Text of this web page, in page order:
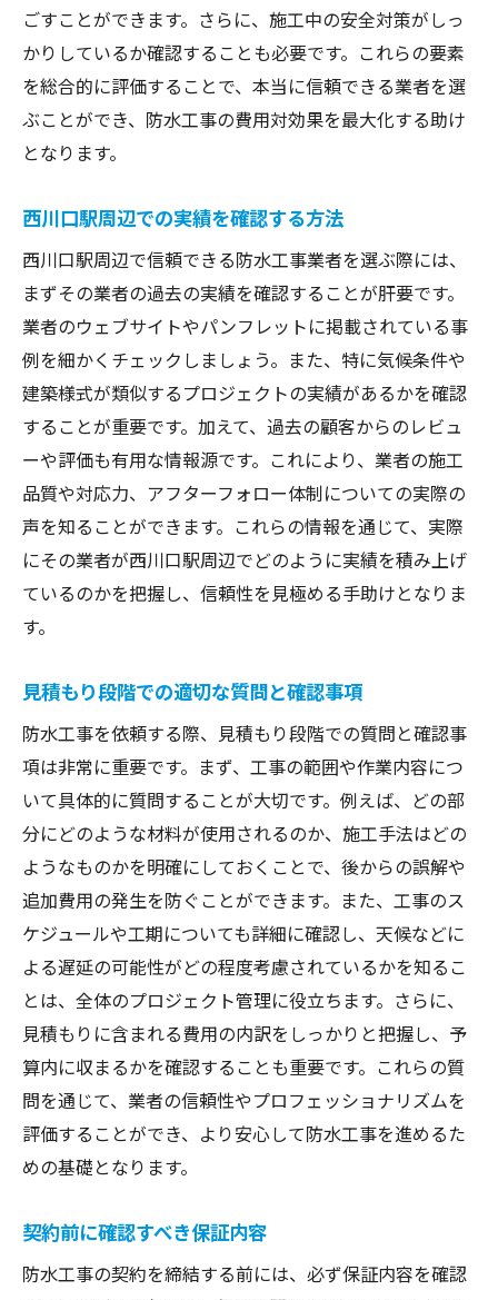
ごすことができます。さらに、施工中の安全対策がしっ
かりしているか確認することも必要です。これらの要素
を総合的に評価することで、本当に信頼できる業者を選
ぶことができ、防水工事の費用対効果を最大化する助け
となります。
西川口駅周辺での実績を確認する方法
西川口駅周辺で信頼できる防水工事業者を選ぶ際には、
まずその業者の過去の実績を確認することが肝要です。
業者のウェブサイトやパンフレットに掲載されている事
例を細かくチェックしましょう。また、特に気候条件や
建築様式が類似するプロジェクトの実績があるかを確認
することが重要です。加えて、過去の顧客からのレビュ
ーや評価も有用な情報源です。これにより、業者の施工
品質や対応力、アフターフォロー体制についての実際の
声を知ることができます。これらの情報を通じて、実際
にその業者が西川口駅周辺でどのように実績を積み上げ
ているのかを把握し、信頼性を見極める手助けとなりま
す。
見積もり段階での適切な質問と確認事項
防水工事を依頼する際、見積もり段階での質問と確認事
項は非常に重要です。まず、工事の範囲や作業内容につ
いて具体的に質問することが大切です。例えば、どの部
分にどのような材料が使用されるのか、施工手法はどの
ようなものかを明確にしておくことで、後からの誤解や
追加費用の発生を防ぐことができます。また、工事のス
ケジュールや工期についても詳細に確認し、天候などに
よる遅延の可能性がどの程度考慮されているかを知るこ
とは、全体のプロジェクト管理に役立ちます。さらに、
見積もりに含まれる費用の内訳をしっかりと把握し、予
算内に収まるかを確認することも重要です。これらの質
問を通じて、業者の信頼性やプロフェッショナリズムを
評価することができ、より安心して防水工事を進めるた
めの基礎となります。
契約前に確認すべき保証内容
防水工事の契約を締結する前には、必ず保証内容を確認